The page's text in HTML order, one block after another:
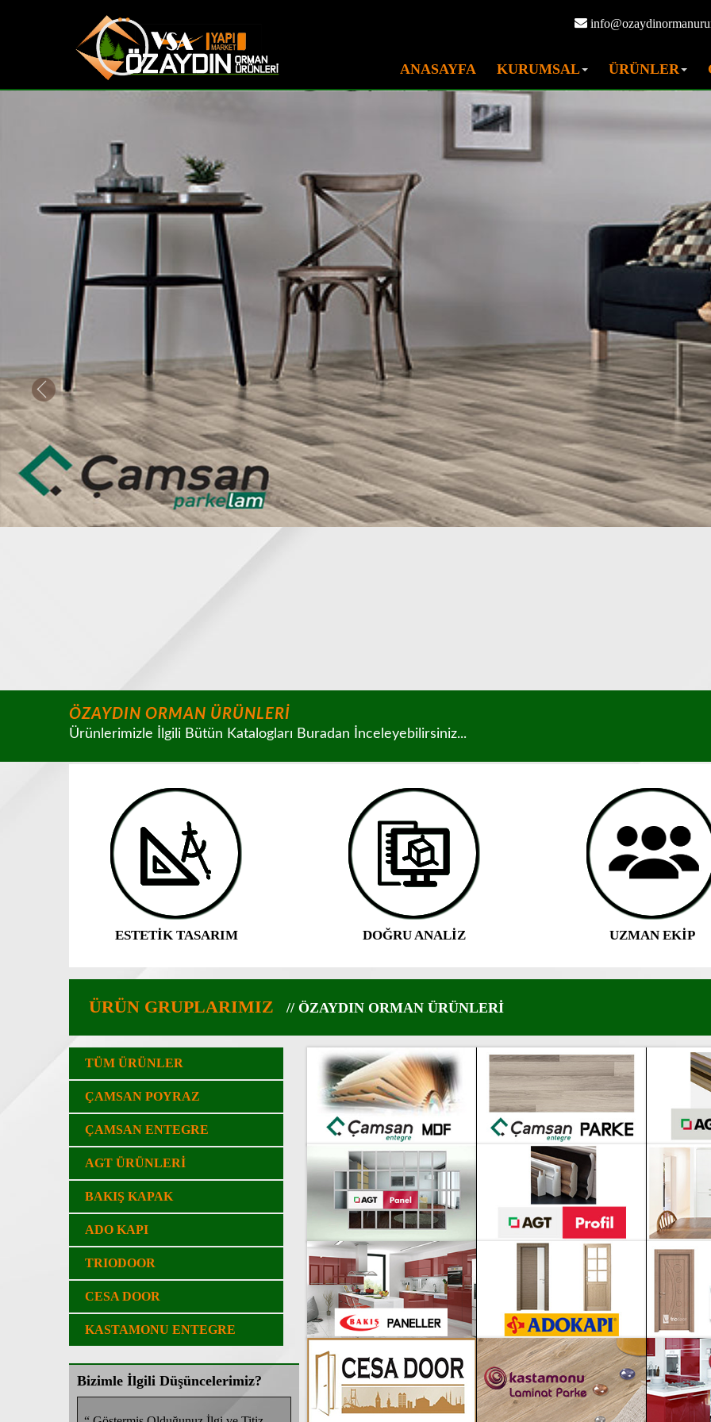
ANASAYFA KURUMSAL ÜRÜNLER
ÖZAYDIN ORMAN ÜRÜNLERİ
Ürünlerimizle İlgili Bütün Katalogları Buradan İnceleyebilirsiniz...
ESTETİK TASARIM DOĞRU ANALİZ UZMAN EKİP
ÜRÜN GRUPLARIMIZ // ÖZAYDIN ORMAN ÜRÜNLERİ
TÜM ÜRÜNLER
ÇAMSAN POYRAZ
ÇAMSAN ENTEGRE
AGT ÜRÜNLERİ
BAKIŞ KAPAK
ADO KAPI
TRIODOOR
CESA DOOR
KASTAMONU ENTEGRE
Bizimle İlgili Düşüncelerimiz?